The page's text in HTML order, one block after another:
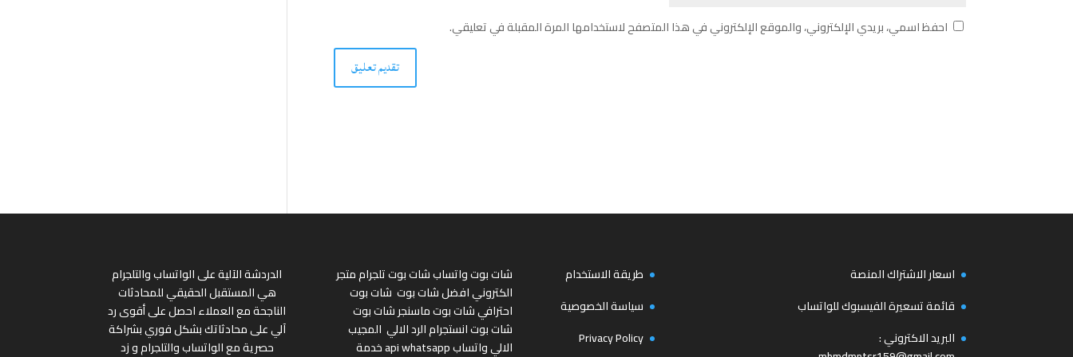
احفظ اسمي، بريدي الإلكتروني، والموقع الإلكتروني في هذا المتصفح لاستخدامها المرة المقبلة في تعليقي.
الدردشة الآلية على الواتساب والتلجرام
هي المستقبل الحقيقي للمحادثات
الناجحة مع العملاء احصل على أقوى رد
آلي على محادثاتك بشكل فوري بشراكة
حصرية مع الواتساب والتلجرام و زد
شات بوت واتسابشات بوت تلجراممتجر
الكترونيافضل شات بوت شات بوت
احترافيشات بوت ماسنجرشات بوت
شات بوت انستجرامالرد الالي المجيب
الالي واتسابapi whatsappخدمة
طريقة الاستخدام
سياسة الخصوصية
Privacy Policy
اسعار الاشتراك المنصة
قائمة تسعيرة الفيسبوك للواتساب
البريد الاكتروني :